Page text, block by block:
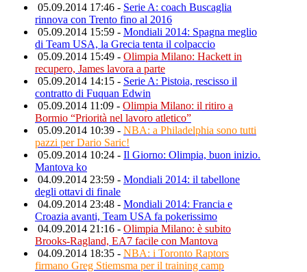
05.09.2014 17:46 - Serie A: coach Buscaglia
rinnova con Trento fino al 2016
05.09.2014 15:59 - Mondiali 2014: Spagna meglio
di Team USA, la Grecia tenta il colpaccio
05.09.2014 15:49 - Olimpia Milano: Hackett in
recupero, James lavora a parte
05.09.2014 14:15 - Serie A: Pistoia, rescisso il
contratto di Fuquan Edwin
05.09.2014 11:09 - Olimpia Milano: il ritiro a
Bormio “Priorità nel lavoro atletico”
05.09.2014 10:39 - NBA: a Philadelphia sono tutti
pazzi per Dario Saric!
05.09.2014 10:24 - Il Giorno: Olimpia, buon inizio.
Mantova ko
04.09.2014 23:59 - Mondiali 2014: il tabellone
degli ottavi di finale
04.09.2014 23:48 - Mondiali 2014: Francia e
Croazia avanti, Team USA fa pokerissimo
04.09.2014 21:16 - Olimpia Milano: è subito
Brooks-Ragland, EA7 facile con Mantova
04.09.2014 18:35 - NBA: i Toronto Raptors
firmano Greg Stiemsma per il training camp